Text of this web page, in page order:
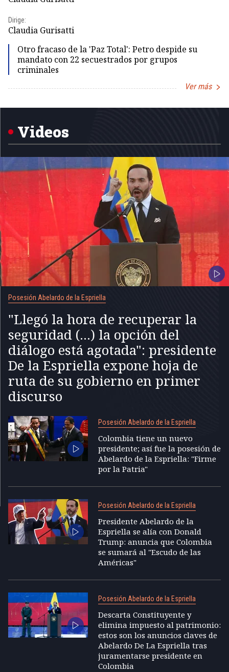
Dirige:
Claudia Gurisatti
Otro fracaso de la 'Paz Total': Petro despide su
mandato con 22 secuestrados por grupos
criminales
Ver más
1
Videos
Posesión Abelardo de la Espriella
"Llegó la hora de recuperar la
seguridad (...) la opción del
diálogo está agotada": presidente
De la Espriella expone hoja de
ruta de su gobierno en primer
discurso
Posesión Abelardo de la Espriella
Colombia tiene un nuevo
presidente; así fue la posesión de
Abelardo de la Espriella: "Firme
por la Patria"
Posesión Abelardo de la Espriella
Presidente Abelardo de la
Espriella se alía con Donald
Trump: anuncia que Colombia
se sumará al "Escudo de las
Américas"
Posesión Abelardo de la Espriella
Descarta Constituyente y
elimina impuesto al patrimonio:
estos son los anuncios claves de
Abelardo De La Espriella tras
juramentarse presidente en
Colombia